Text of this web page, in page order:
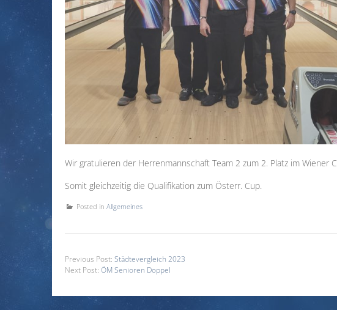
Wir gratulieren der Herrenmannschaft Team 2 zum 2. Platz im Wiener
Somit gleichzeitig die Qualifikation zum Österr. Cup.
Posted in Allgemeines
Previous Post: Städtevergleich 2023
Next Post: ÖM Senioren Doppel